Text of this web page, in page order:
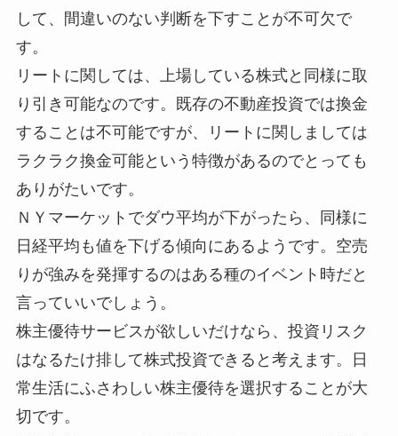
して、間違いのない判断を下すことが不可欠で
す。
リートに関しては、上場している株式と同様に取
り引き可能なのです。既存の不動産投資では換金
することは不可能ですが、リートに関しましては
ラクラク換金可能という特徴があるのでとっても
ありがたいです。
ＮＹマーケットでダウ平均が下がったら、同様に
日経平均も値を下げる傾向にあるようです。空売
りが強みを発揮するのはある種のイベント時だと
言っていいでしょう。
株主優待サービスが欲しいだけなら、投資リスク
はなるたけ排して株式投資できると考えます。日
常生活にふさわしい株主優待を選択することが大
切です。